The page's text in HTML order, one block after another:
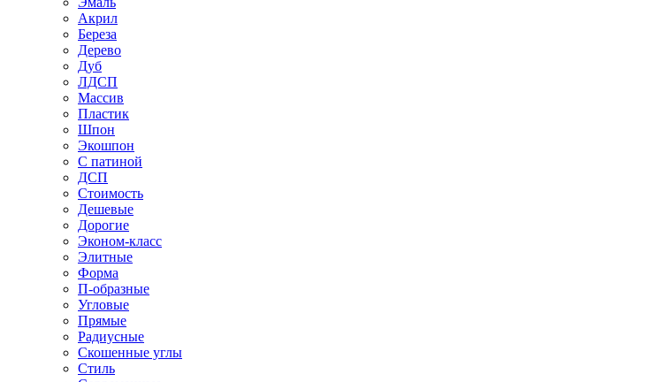
Акрил
Береза
Дерево
Дуб
ЛДСП
Массив
Пластик
Шпон
Экошпон
С патиной
ДСП
Стоимость
Дешевые
Дорогие
Эконом-класс
Элитные
Форма
П-образные
Угловые
Прямые
Радиусные
Скошенные углы
Стиль